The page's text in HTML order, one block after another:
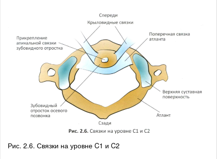
Рис. 2.6. Связки на уровне C1 и C2